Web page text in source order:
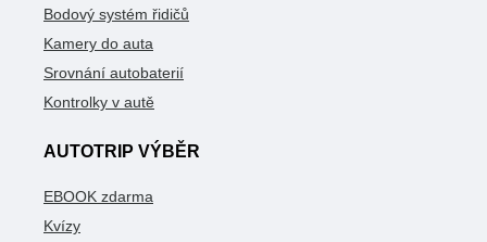
Bodový systém řidičů
Kamery do auta
Srovnání autobaterií
Kontrolky v autě
AUTOTRIP VÝBĚR
EBOOK zdarma
Kvízy